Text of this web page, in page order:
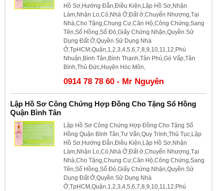
Hồ Sơ,Hướng Đẫn,Điều Kiện,Lập Hồ Sơ,Nhận
Làm,Nhận Lo,Có,Nhà Ở,Đất ở,Chuyển Nhượng,Tại
Nhà,Cho Tặng,Chung Cư,Căn Hộ,Công Chứng,Sang
Tên,Sổ Hồng,Sổ Đỏ,Giấy Chứng Nhận,Quyền Sử
Dụng Đất Ở,Quyền Sử Dụng Nhà
Ở,TpHCM,Quận,1,2,3,4,5,6,7,8,9,10,11,12,Phú
Nhuận,Bình Tân,Bình Thạnh,Tân Phú,Gò Vấp,Tân
Bình,Thủ Đức,Huyện Hóc Môn,
0914 78 78 60 - Mr Nguyên
Lập Hồ Sơ Công Chứng Hợp Đồng Cho Tặng Sổ Hồng
Quận Bình Tân
Lập Hồ Sơ Công Chứng Hợp Đồng Cho Tặng Sổ
Hồng Quận Bình Tân,Tư Vấn,Quy Trình,Thủ Tục,Lập
Hồ Sơ,Hướng Đẫn,Điều Kiện,Lập Hồ Sơ,Nhận
Làm,Nhận Lo,Có,Nhà Ở,Đất ở,Chuyển Nhượng,Tại
Nhà,Cho Tặng,Chung Cư,Căn Hộ,Công Chứng,Sang
Tên,Sổ Hồng,Sổ Đỏ,Giấy Chứng Nhận,Quyền Sử
Dụng Đất Ở,Quyền Sử Dụng Nhà
Ở,TpHCM,Quận,1,2,3,4,5,6,7,8,9,10,11,12,Phú